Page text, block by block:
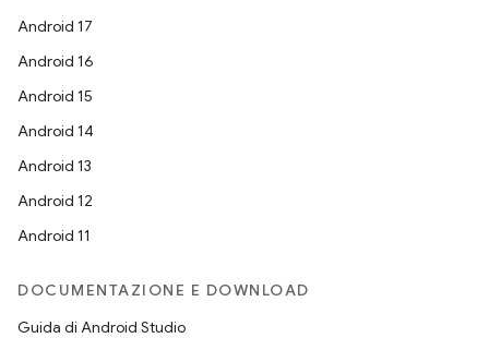
Android 17
Android 16
Android 15
Android 14
Android 13
Android 12
Android 11
DOCUMENTAZIONE E DOWNLOAD
Guida di Android Studio